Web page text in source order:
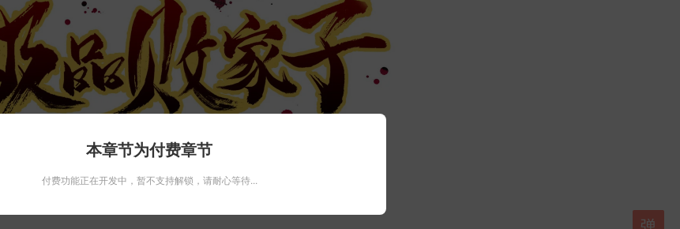
本章节为付费章节
付费功能正在开发中，暂不支持解锁，请耐心等待...